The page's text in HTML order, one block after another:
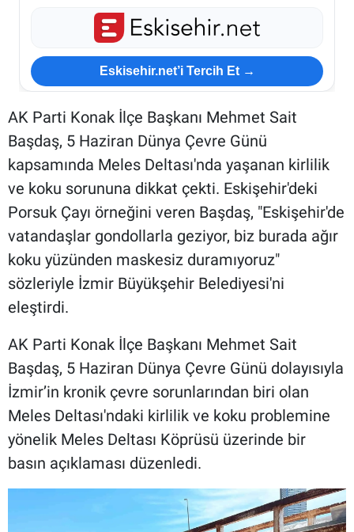
Eskisehir.net’i Tercih Et →
AK Parti Konak İlçe Başkanı Mehmet Sait
Başdaş, 5 Haziran Dünya Çevre Günü
kapsamında Meles Deltası'nda yaşanan kirlilik
ve koku sorununa dikkat çekti. Eskişehir'deki
Porsuk Çayı örneğini veren Başdaş, "Eskişehir'de
vatandaşlar gondollarla geziyor, biz burada ağır
koku yüzünden maskesiz duramıyoruz"
sözleriyle İzmir Büyükşehir Belediyesi'ni
eleştirdi.
AK Parti Konak İlçe Başkanı Mehmet Sait
Başdaş, 5 Haziran Dünya Çevre Günü dolayısıyla
İzmir’in kronik çevre sorunlarından biri olan
Meles Deltası'ndaki kirlilik ve koku problemine
yönelik Meles Deltası Köprüsü üzerinde bir
basın açıklaması düzenledi.